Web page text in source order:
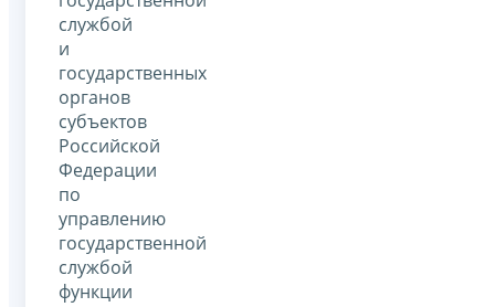
службой
и
государственных
органов
субъектов
Российской
Федерации
по
управлению
государственной
службой
функции